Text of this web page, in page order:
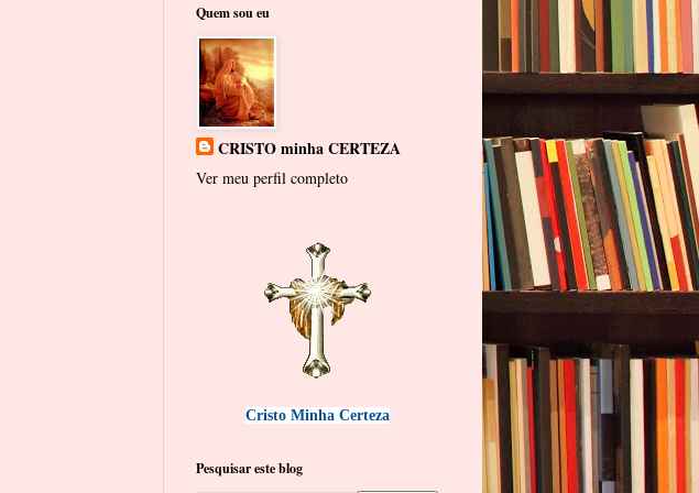
Quem sou eu
CRISTO minha CERTEZA
Ver meu perfil completo
Cristo Minha Certeza
Pesquisar este blog